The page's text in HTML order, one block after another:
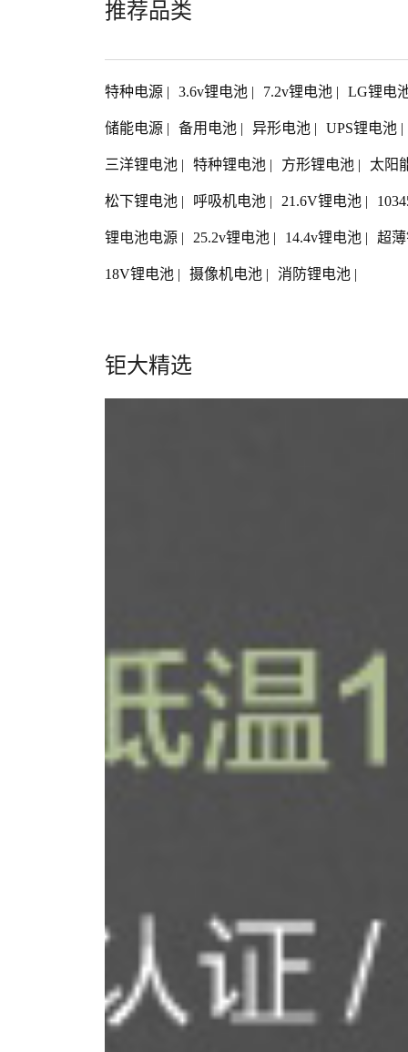
推荐品类
特种电源 | 3.6v锂电池 | 7.2v锂电池 | LG锂电
储能电源 | 备用电池 | 异形电池 | UPS锂电池 |
三洋锂电池 | 特种锂电池 | 方形锂电池 | 太阳
松下锂电池 | 呼吸机电池 | 21.6V锂电池 |
锂电池电源 | 25.2v锂电池 | 14.4v锂电池 | 超
18V锂电池 | 摄像机电池 | 消防锂电池 |
钜大精选